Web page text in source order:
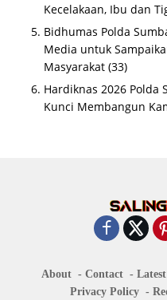
Kecelakaan, Ibu dan
Bidhumas Polda
Media untuk
Masyarakat (33)
Hardiknas 2026 Polda
Kunci Membangun
About Contact
Privacy Policy